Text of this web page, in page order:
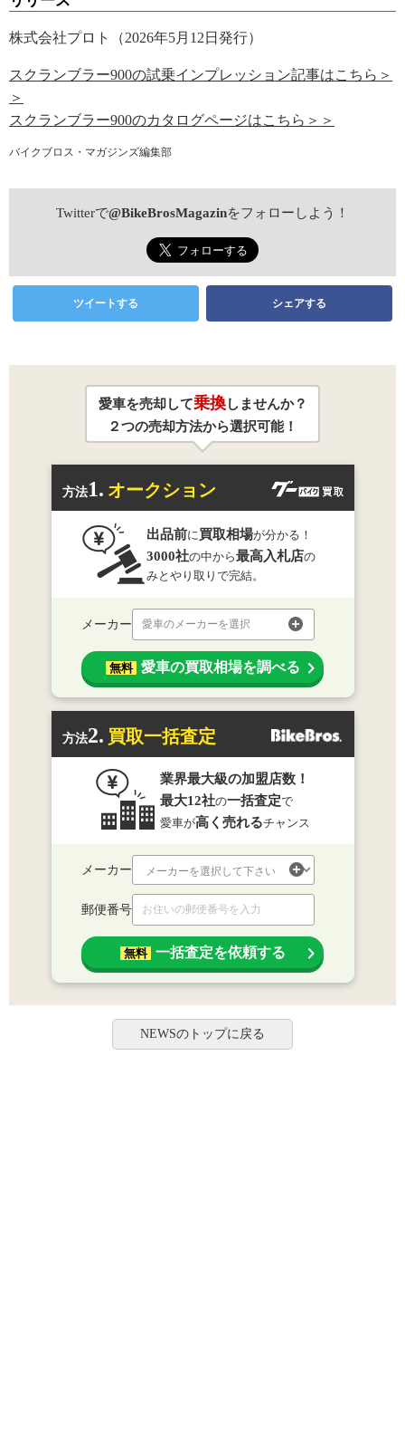
株式会社プロト（2026年5月12日発行）
スクランブラー900の試乗インプレッション記事はこちら＞
＞
スクランブラー900のカタログページはこちら＞＞
バイクブロス・マガジンズ編集部
Twitterで@BikeBrosMagazinをフォローしよう！
ツイートする シェアする
愛車を売却して乗換しませんか？
２つの売却方法から選択可能！
方法1. オークション
出品前に買取相場が分かる！
3000社の中から最高入札店の
みとやり取りで完結。
メーカー 愛車のメーカーを選択
無料 愛車の買取相場を調べる
方法2. 買取一括査定
業界最大級の加盟店数！
最大12社の一括査定で
愛車が高く売れるチャンス
メーカー
郵便番号
無料 一括査定を依頼する
NEWSのトップに戻る